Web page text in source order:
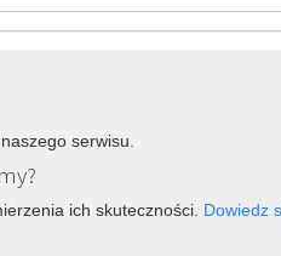
serwisu.
ich skuteczności. Dowiedz